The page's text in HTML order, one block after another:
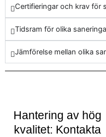
Certifieringar och krav för
Tidsram för olika
Jämförelse mellan olika
Hantering av hög
kvalitet: Kontakta